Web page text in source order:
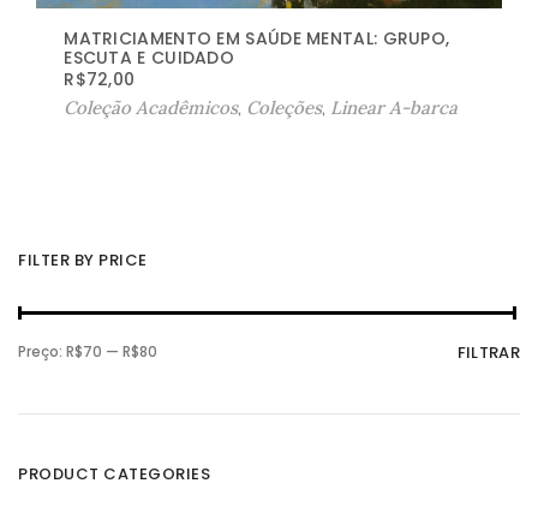
MATRICIAMENTO EM SAÚDE MENTAL: GRUPO,
ESCUTA E CUIDADO
R$72,00
Coleção Acadêmicos, Coleções, Linear A-barca
FILTER BY PRICE
P
r
o
n
i
P
r
o
x
i
FILTRAR
Preço: R$70 — R$80
PRODUCT CATEGORIES